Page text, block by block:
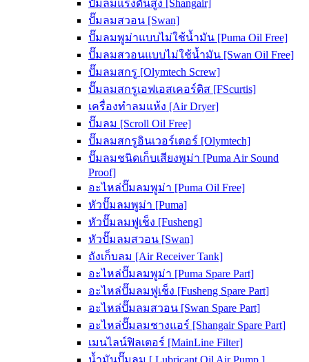
ปั๊มลมแรงดันสูง [Shangair]
ปั๊มลมสวอน [Swan]
ปั๊มลมพูม่าแบบไม่ใช้น้ำมัน [Puma Oil Free]
ปั๊มลมสวอนแบบไม่ใช้น้ำมัน [Swan Oil Free]
ปั๊มลมสกรู [Olymtech Screw]
ปั๊มลมสกรูเอฟเอสเคอร์ติส [FScurtis]
เครื่องทำลมแห้ง [Air Dryer]
ปั๊มลม [Scroll Oil Free]
ปั๊มลมสกรูอินเวอร์เตอร์ [Olymtech]
ปั๊มลมชนิดเก็บเสียงพูม่า [Puma Air Sound
Proof]
อะไหล่ปั๊มลมพูม่า [Puma Oil Free]
หัวปั๊มลมพูม่า [Puma]
หัวปั๊มลมฟูเช็ง [Fusheng]
หัวปั๊มลมสวอน [Swan]
ถังเก็บลม [Air Receiver Tank]
อะไหล่ปั๊มลมพูม่า [Puma Spare Part]
อะไหล่ปั๊มลมฟูเช็ง [Fusheng Spare Part]
อะไหล่ปั๊มลมสวอน [Swan Spare Part]
อะไหล่ปั๊มลมชางแอร์ [Shangair Spare Part]
เมนไลน์ฟิลเตอร์ [MainLine Filter]
น้ำมันปั๊มลม [ Lubricant Oil Air Pump ]